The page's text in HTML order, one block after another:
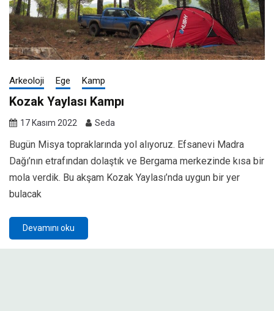
Arkeoloji Ege Kamp
Kozak Yaylası Kampı
17 Kasım 2022 Seda
Bugün Misya topraklarında yol alıyoruz. Efsanevi Madra
Dağı’nın etrafından dolaştık ve Bergama merkezinde kısa bir
mola verdik. Bu akşam Kozak Yaylası’nda uygun bir yer
bulacak
Devamını oku